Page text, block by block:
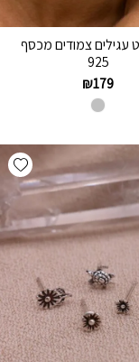
עגילים צמודים מכסף
925
₪179